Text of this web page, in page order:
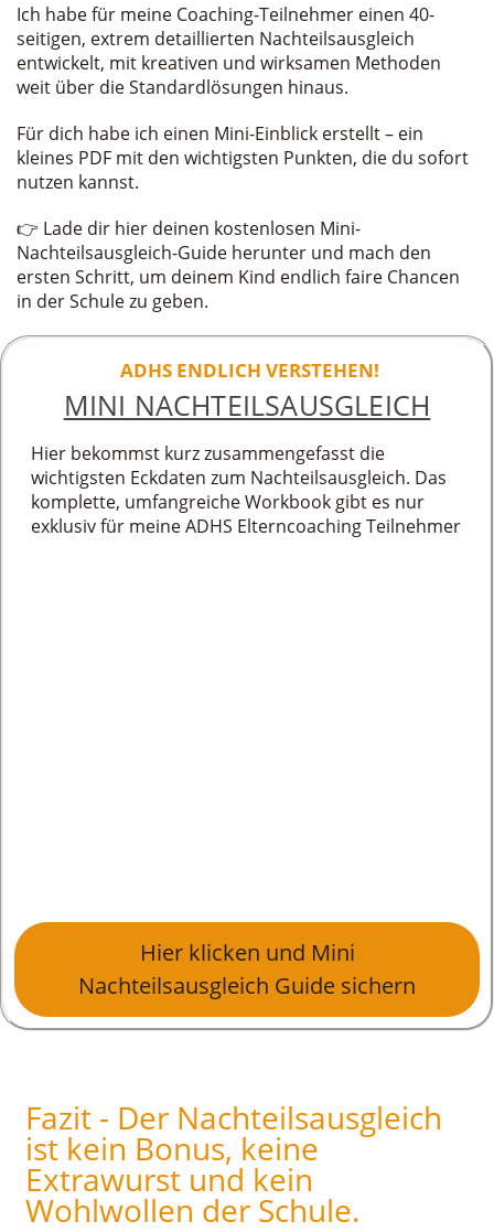
Ich habe für meine Coaching-Teilnehmer einen 40-
seitigen, extrem detaillierten Nachteilsausgleich
entwickelt, mit kreativen und wirksamen Methoden
weit über die Standardlösungen hinaus.
Für dich habe ich einen Mini-Einblick erstellt – ein
kleines PDF mit den wichtigsten Punkten, die du sofort
nutzen kannst.
👉 Lade dir hier deinen kostenlosen Mini-
Nachteilsausgleich-Guide herunter und mach den
ersten Schritt, um deinem Kind endlich faire Chancen
in der Schule zu geben.
ADHS ENDLICH VERSTEHEN!
MINI NACHTEILSAUSGLEICH
Hier bekommst kurz zusammengefasst die
wichtigsten Eckdaten zum Nachteilsausgleich. Das
komplette, umfangreiche Workbook gibt es nur
exklusiv für meine ADHS Elterncoaching Teilnehmer
Hier klicken und Mini
Nachteilsausgleich Guide sichern
Fazit - Der Nachteilsausgleich
ist kein Bonus, keine
Extrawurst und kein
Wohlwollen der Schule.